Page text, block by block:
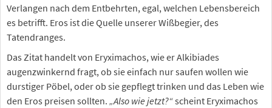
Verlangen nach dem Entbehrten, egal, welchen Lebensbereich
es betrifft. Eros ist die Quelle unserer Wißbegier, des
Tatendranges.
Das Zitat handelt von Eryximachos, wie er Alkibiades
augenzwinkernd fragt, ob sie einfach nur saufen wollen wie
durstiger Pöbel, oder ob sie gepflegt trinken und das Leben wie
den Eros preisen sollten. „Also wie jetzt?“scheint Eryximachos